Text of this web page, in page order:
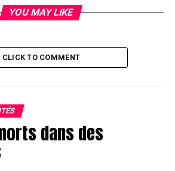
YOU MAY LIKE
CLICK TO COMMENT
dans des